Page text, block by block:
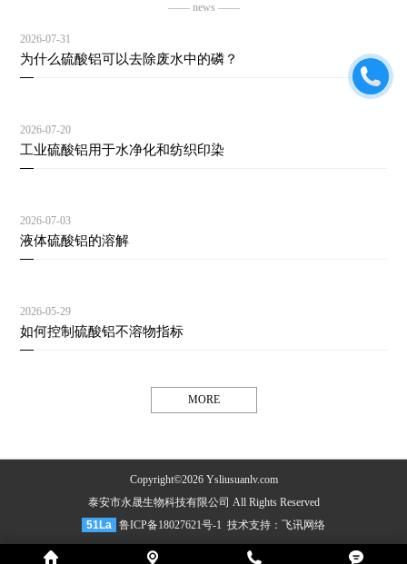
—— news ——
2026-07-31
为什么硫酸铝可以去除废水中的磷？
2026-07-20
工业硫酸铝用于水净化和纺织印染
2026-07-03
液体硫酸铝的溶解
2026-05-29
如何控制硫酸铝不溶物指标
MORE
Copyright©2026 Ysliusuanlv.com
泰安市永晟生物科技有限公司 All Rights Reserved
51La 鲁ICP备18027621号-1 技术支持： 飞讯网络